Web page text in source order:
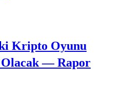
Kripto Oyunu
Olacak — Rapor